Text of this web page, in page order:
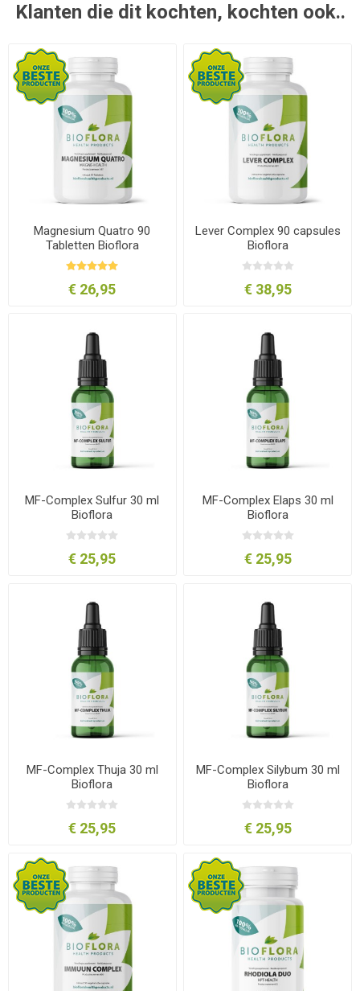
Klanten die dit kochten, kochten ook..
Magnesium Quatro 90
Tabletten Bioflora
€ 26,95
Lever Complex 90 capsules
Bioflora
€ 38,95
MF-Complex Sulfur 30 ml
Bioflora
€ 25,95
MF-Complex Elaps 30 ml
Bioflora
€ 25,95
MF-Complex Thuja 30 ml
Bioflora
€ 25,95
MF-Complex Silybum 30 ml
Bioflora
€ 25,95